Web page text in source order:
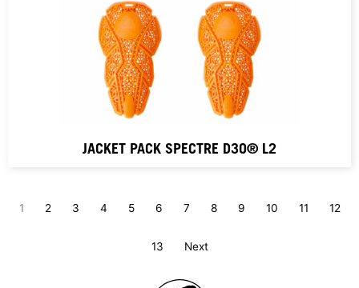
JACKET PACK SPECTRE D3O® L2
1 2 3 4 5 6 7 8 9 10 11 12
13 Next